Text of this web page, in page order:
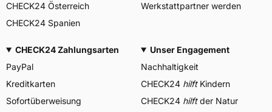
CHECK24 Österreich
CHECK24 Spanien
Werkstattpartner werden
CHECK24 Zahlungsarten
PayPal
Kreditkarten
Sofortüberweisung
Unser Engagement
Nachhaltigkeit
CHECK24 hilftKindern
CHECK24 hilftder Natur